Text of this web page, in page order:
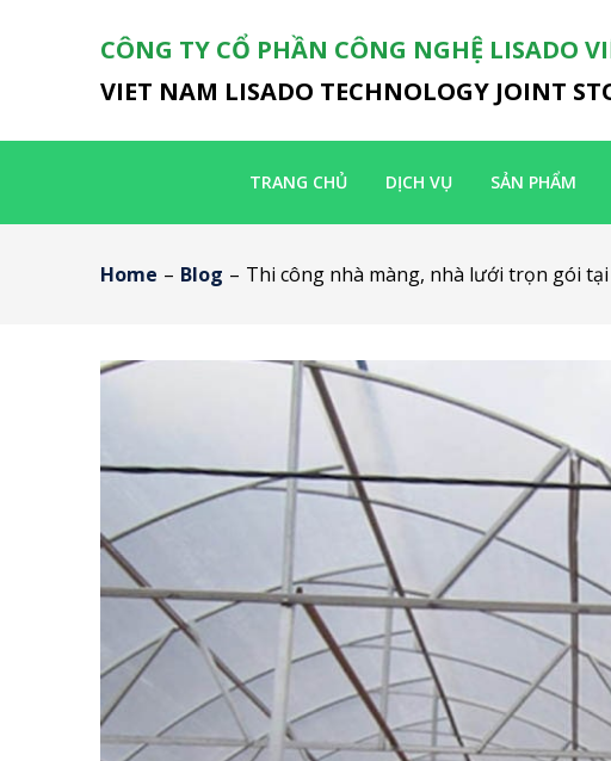
CÔNG TY CỔ PHẦN CÔNG NGHỆ LISADO
VIET NAM LISADO TECHNOLOGY JOINT
TRANG CHỦ DỊCH VỤ SẢN PHẨM
Home – Blog – Thi công nhà màng, nhà lưới trọn gói